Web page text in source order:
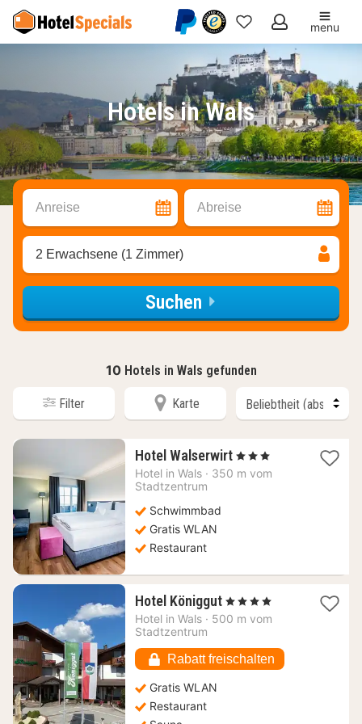
Meine
Favoriten
menu
Hotels in Wals
Anreise Abreise
2 Erwachsene (1 Zimmer)
Suchen
10 Hotels in Wals gefunden
Filter Karte
Hotel Walserwirt 1
Nacht
, 3 Sterne
Hotel in Wals · 350 m vom
Stadtzentrum
Schwimmbad
Gratis WLAN
Restaurant
Hotel Königgut 1
Nacht
€
, 4 Sterne
Hotel in Wals · 500 m vom
Stadtzentrum
Rabatt freischalten
Gratis WLAN
Restaurant